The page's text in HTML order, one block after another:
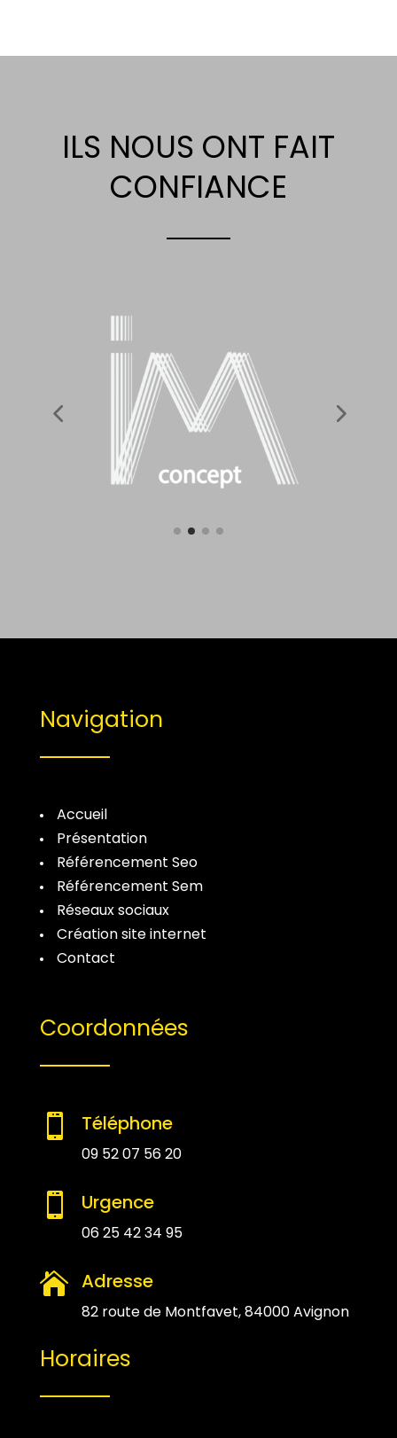
ILS NOUS ONT FAIT
CONFIANCE
Navigation
Accueil
Présentation
Référencement Seo
Référencement Sem
Réseaux sociaux
Création site internet
Contact
Coordonnées
 Téléphone
09 52 07 56 20
 Urgence
06 25 42 34 95
 Adresse
82 route de Montfavet, 84000 Avignon
Horaires